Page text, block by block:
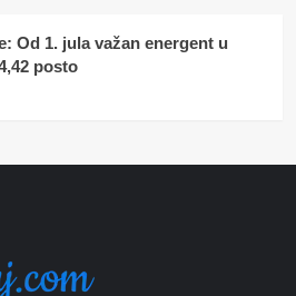
Od 1. jula važan energent u
posto